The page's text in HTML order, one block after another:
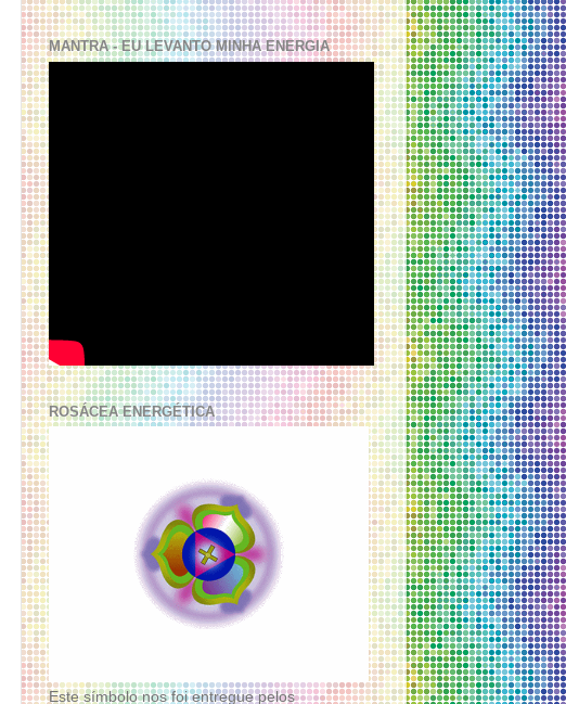
MANTRA - EU LEVANTO MINHA ENERGIA
ROSÁCEA ENERGÉTICA
Este símbolo nos foi entregue pelos